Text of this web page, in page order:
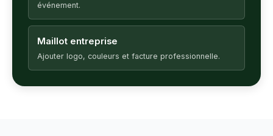
événement.
Maillot entreprise
Ajouter logo, couleurs et facture professionnelle.